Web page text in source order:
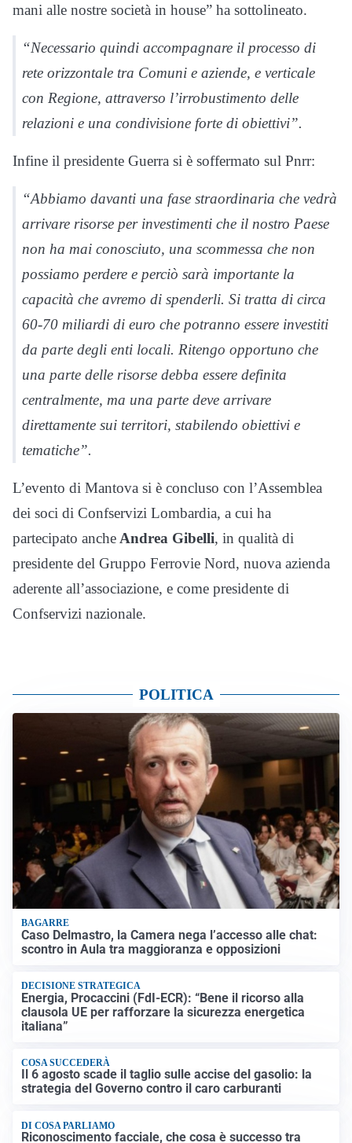
mani alle nostre società in house” ha sottolineato.
“Necessario quindi accompagnare il processo di
rete orizzontale tra Comuni e aziende, e verticale
con Regione, attraverso l’irrobustimento delle
relazioni e una condivisione forte di obiettivi”.
Infine il presidente Guerra si è soffermato sul Pnrr:
“Abbiamo davanti una fase straordinaria che vedrà
arrivare risorse per investimenti che il nostro Paese
non ha mai conosciuto, una scommessa che non
possiamo perdere e perciò sarà importante la
capacità che avremo di spenderli. Si tratta di circa
60-70 miliardi di euro che potranno essere investiti
da parte degli enti locali. Ritengo opportuno che
una parte delle risorse debba essere definita
centralmente, ma una parte deve arrivare
direttamente sui territori, stabilendo obiettivi e
tematiche”.
L’evento di Mantova si è concluso con l’Assemblea
dei soci di Confservizi Lombardia, a cui ha
partecipato anche Andrea Gibelli, in qualità di
presidente del Gruppo Ferrovie Nord, nuova azienda
aderente all’associazione, e come presidente di
Confservizi nazionale.
POLITICA
BAGARRE
Caso Delmastro, la Camera nega l’accesso alle chat:
scontro in Aula tra maggioranza e opposizioni
DECISIONE STRATEGICA
Energia, Procaccini (FdI-ECR): “Bene il ricorso alla
clausola UE per rafforzare la sicurezza energetica
italiana”
COSA SUCCEDERÀ
Il 6 agosto scade il taglio sulle accise del gasolio: la
strategia del Governo contro il caro carburanti
DI COSA PARLIAMO
Riconoscimento facciale, che cosa è successo tra